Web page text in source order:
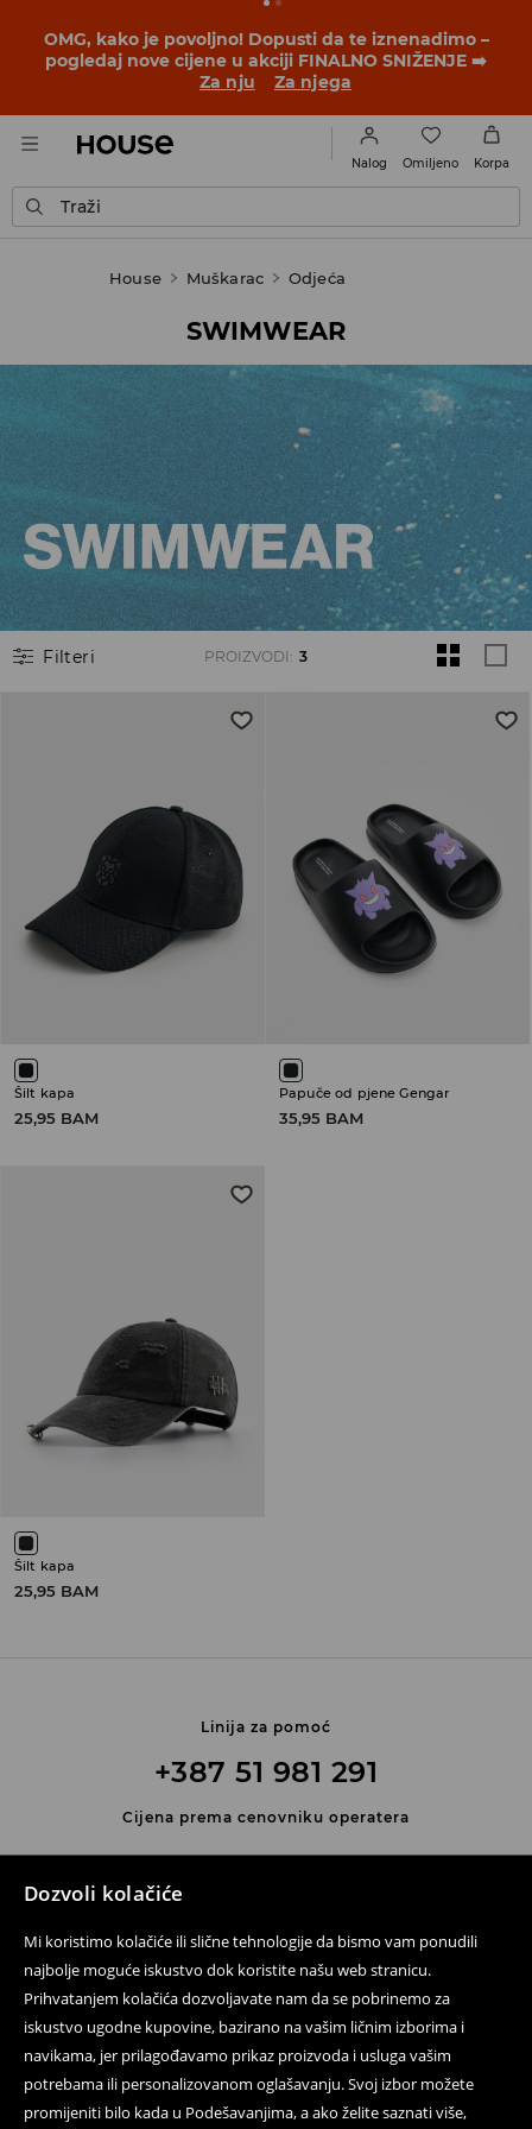
Dozvoli kolačiće
Mi koristimo kolačiće ili slične tehnologije da bismo vam ponudili
najbolje moguće iskustvo dok koristite našu web stranicu.
Prihvatanjem kolačića dozvoljavate nam da se pobrinemo za
iskustvo ugodne kupovine, bazirano na vašim ličnim izborima i
navikama, jer prilagođavamo prikaz proizvoda i usluga vašim
potrebama ili personalizovanom oglašavanju. Svoj izbor možete
promijeniti bilo kada u Podešavanjima, a ako želite saznati više,
BACK TO SCHOOL 📒Najbolje priče počinju prije prvog
školskog zvona. Započni školsku godinu u novom
outfitu!
Za nju
Za njega
Nalog Omiljeno Korpa
Traži
House Muškarac Odjeća
SWIMWEAR
Filteri PROIZVODI : 3
Šilt kapa
25,95 BAM
Papuče od pjene Gengar
35,95 BAM
Šilt kapa
25,95 BAM
Linija za pomoć
+387 51 981 291
Cijena prema cenovniku operatera
Prati nas
Pomoć i kontakt
Pravila korištenja